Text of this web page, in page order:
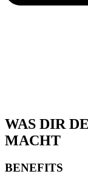
WAS DIR
MACHT
BENEFITS